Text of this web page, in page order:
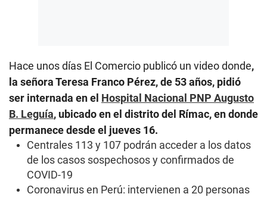
Hace unos días El Comercio publicó un video donde,
la señora Teresa Franco Pérez, de 53 años, pidió
ser internada en el Hospital Nacional PNP Augusto
B. Leguía, ubicado en el distrito del Rímac, en donde
permanece desde el jueves 16.
Centrales 113 y 107 podrán acceder a los datos
de los casos sospechosos y confirmados de
COVID-19
Coronavirus en Perú: intervienen a 20 personas